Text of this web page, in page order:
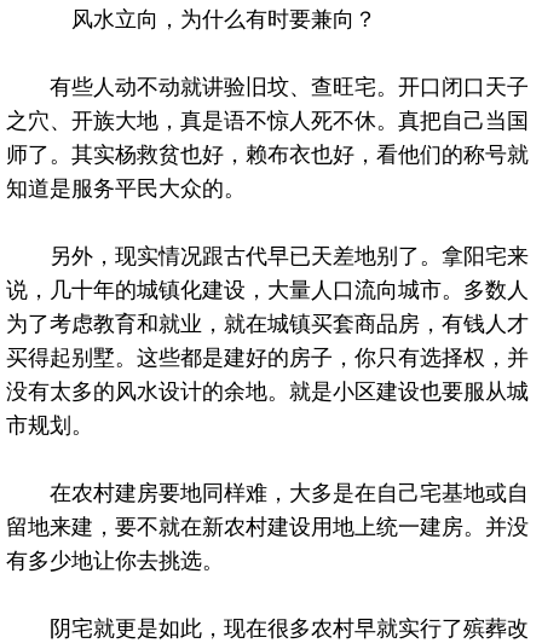
易德轩首席风水大师铁笔居士简介！！
2021-9-2
易德轩通告：本网站易德轩商标及LOGO注册声明
2021-9-7
风水立向，为什么有时要兼向？
有些人动不动就讲验旧坟、查旺宅。开口闭口天子
之穴、开族大地，真是语不惊人死不休。真把自己当国
师了。其实杨救贫也好，赖布衣也好，看他们的称号就
知道是服务平民大众的。
另外，现实情况跟古代早已天差地别了。拿阳宅来
说，几十年的城镇化建设，大量人口流向城市。多数人
为了考虑教育和就业，就在城镇买套商品房，有钱人才
买得起别墅。这些都是建好的房子，你只有选择权，并
没有太多的风水设计的余地。就是小区建设也要服从城
市规划。
在农村建房要地同样难，大多是在自己宅基地或自
留地来建，要不就在新农村建设用地上统一建房。并没
有多少地让你去挑选。
阴宅就更是如此，现在很多农村早就实行了殡葬改